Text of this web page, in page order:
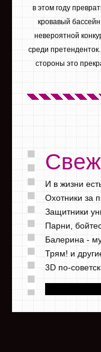
в этом году
кровавый
невероятной
среди
стороны это
И в жизни
Охотники за
Защитники
Парни,
Балерина -
Трям! и
3D по-